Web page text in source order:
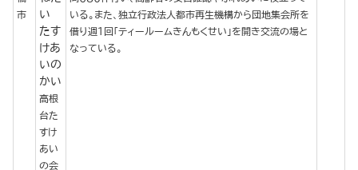
市
い
たす
けあ
いの
かい
高根
台た
すけ
あい
の会
いる。また、独立行政法人都市再生機構から団地集会所を
借り週１回「ティールームきんもくせい」を開き交流の場と
なっている。